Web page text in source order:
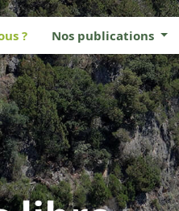
? Nos publications